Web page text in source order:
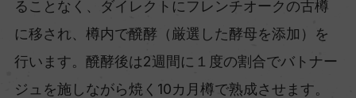
ることなく、ダイレクトにフレンチオークの古樽
に移され、樽内で醗酵（厳選した酵母を添加）を
行います。醗酵後は2週間に１度の割合でバトナー
ジュを施しながら焼く10カ月樽で熟成させます。